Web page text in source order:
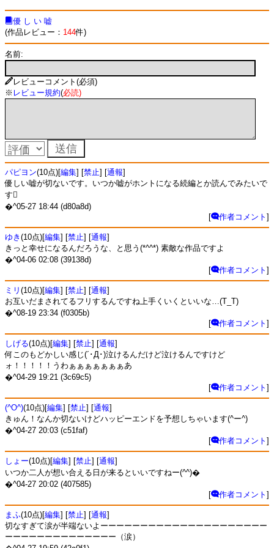
優 し い 嘘
(作品レビュー： 144件)
名前:
レビューコメント(必須)
※ レビュー規約(必読)
パピヨン(10点)[編集] [禁止] [通報]
優しい嘘が切ないです。いつか嘘がホントになる続編とか読んでみたいで
す
�^05-27 18:44 (d80a8d)
[
作者コメント ]
ゆき (10点)[編集] [禁止] [通報]
きっと幸せになるんだろうな、と思う(*^^*) 素敵な作品ですよ
�^04-06 02:08 (39138d)
[
作者コメント ]
ミリ (10点)[編集] [禁止] [通報]
お互いだまされてるフリするんですね上手くいくといいな…(T_T)
�^08-19 23:34 (f0305b)
[
作者コメント ]
しげる(10点)[編集] [禁止] [通報]
何このもどかしい感じ(´･Д･)泣けるんだけど泣けるんですけど
ォ！！！！！うわぁぁぁぁぁぁぁあ
�^04-29 19:21 (3c69c5)
[
作者コメント ]
(^O^)(10点)[編集] [禁止] [通報]
きゅん！なんか切ないけどハッピーエンドを予想しちゃいます(^ー^)
�^04-27 20:03 (c51faf)
[
作者コメント ]
しょー(10点)[編集] [禁止] [通報]
いつか二人が想い合える日が来るといいですねー(^^)�
�^04-27 20:02 (407585)
[
作者コメント ]
まふ(10点)[編集] [禁止] [通報]
切なすぎて涙が半端ないよーーーーーーーーーーーーーーーーーーーーー
ーーーーーーーーーーーーーー（涙）